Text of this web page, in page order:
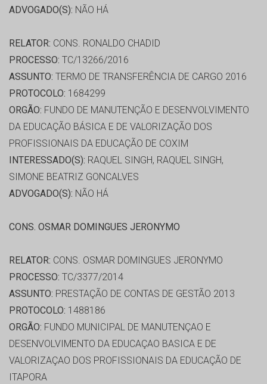
ADVOGADO(S): NÃO HÁ
RELATOR: CONS. RONALDO CHADID
PROCESSO: TC/13266/2016
ASSUNTO: TERMO DE TRANSFERÊNCIA DE CARGO 2016
PROTOCOLO: 1684299
ORGÃO: FUNDO DE MANUTENÇÃO E DESENVOLVIMENTO
DA EDUCAÇÃO BÁSICA E DE VALORIZAÇÃO DOS
PROFISSIONAIS DA EDUCAÇÃO DE COXIM
INTERESSADO(S): RAQUEL SINGH, RAQUEL SINGH,
SIMONE BEATRIZ GONCALVES
ADVOGADO(S): NÃO HÁ
CONS. OSMAR DOMINGUES JERONYMO
RELATOR: CONS. OSMAR DOMINGUES JERONYMO
PROCESSO: TC/3377/2014
ASSUNTO: PRESTAÇÃO DE CONTAS DE GESTÃO 2013
PROTOCOLO: 1488186
ORGÃO: FUNDO MUNICIPAL DE MANUTENÇAO E
DESENVOLVIMENTO DA EDUCAÇAO BASICA E DE
VALORIZAÇAO DOS PROFISSIONAIS DA EDUCAÇÃO DE
ITAPORA